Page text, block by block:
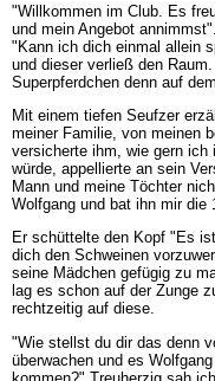
"Willkommen im Club. Es
und mein Angebot
"Kann ich dich einmal allein
und dieser verließ den
Superpferdchen denn auf
Mit einem tiefen Seufzer
meiner Familie, von meinen
versicherte ihm, wie gern
würde, appellierte an sein
Mann und meine Töchter
Wolfgang und bat ihn mir die
Er schüttelte den Kopf "Es
dich den Schweinen
seine Mädchen gefügig zu
lag es schon auf der Zunge
rechtzeitig auf diese.
"Wie stellst du dir das denn
überwachen und es